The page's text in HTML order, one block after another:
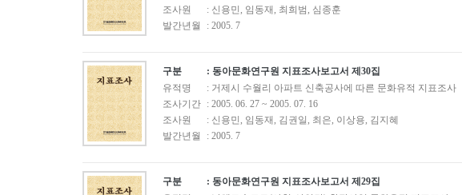
조사원
: 신용민, 임동재, 최희범, 심종훈
발간년월
: 2005. 7
구분
: 동아문화연구원 지표조사보고서 제30집
유적명
: 거제시 수월리 아파트 신축공사에 따른 문화유적 지표조사
조사기간 : 2005. 06. 27 ~ 2005. 07. 16
조사원
: 신용민, 임동재, 김권일, 최은, 이상용, 김지혜
발간년월
: 2005. 7
구분
: 동아문화연구원 지표조사보고서 제29집